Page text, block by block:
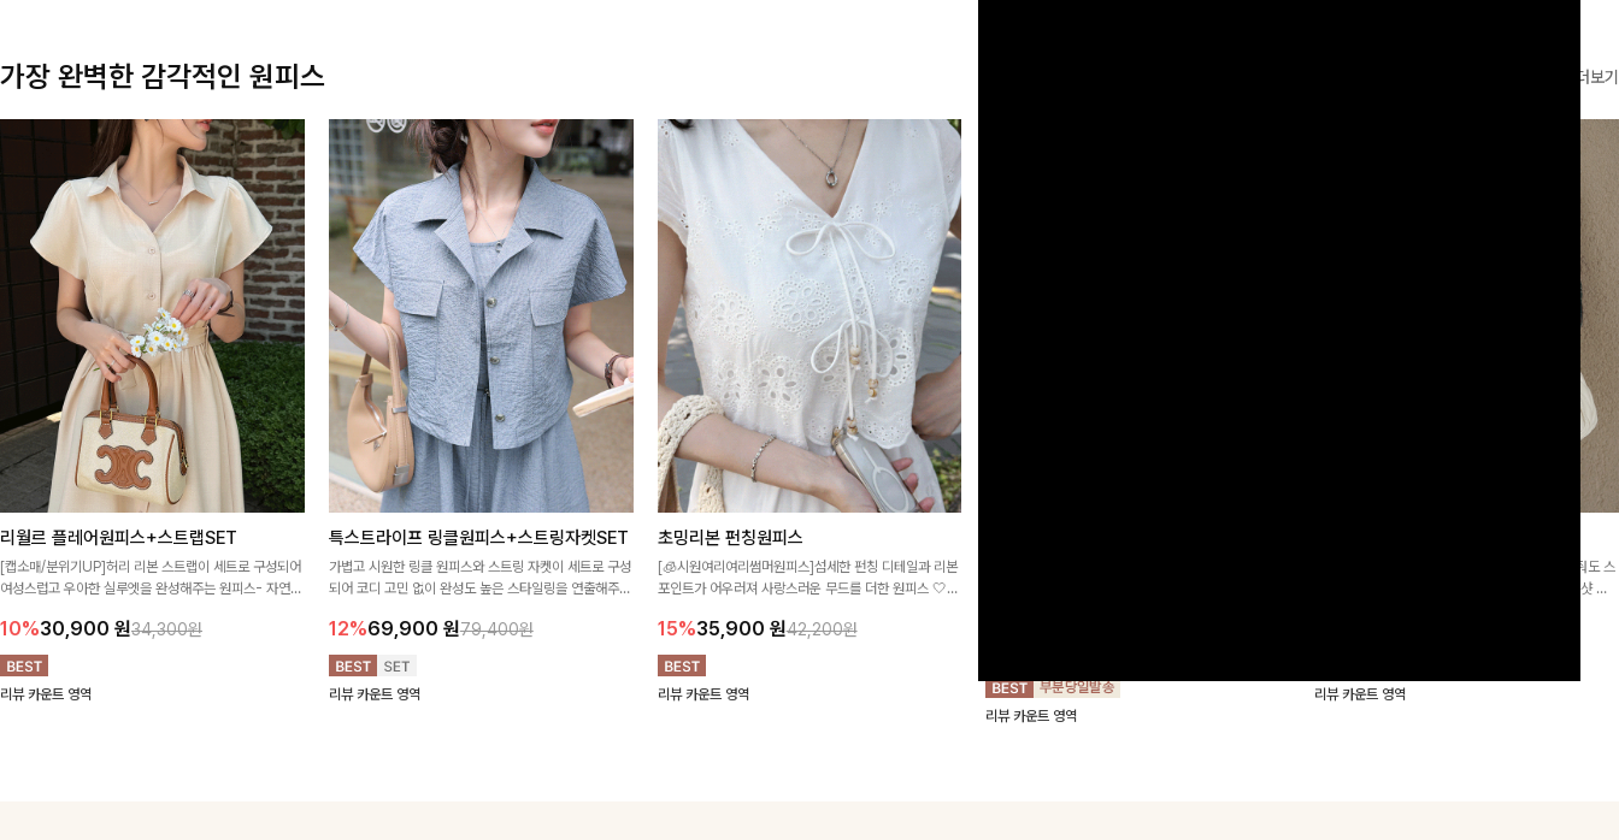
가장 완벽한 감각적인 원피스 더보기
리월르 플레어원피스+스트랩SET
[캡소매/분위기UP]허리 리본 스트랩이 세트로 구성되어
여성스럽고 우아한 실루엣을 완성해주는 원피스- 자연스
면서도 여리한 무드로 입어져✨
10%30,900 원34,300원
리뷰 카운트 영역
특스트라이프 링클원피스+스트링자켓SET
가볍고 시원한 링클 원피스와 스트링 자켓이 세트로 구성
되어 코디 고민 없이 완성도 높은 스타일링을 연출해주는
링 디테일로 다양한 핏을 연출할 수 있어 데일리부터 여
행룩까지 멋스럽게 즐기기 좋아요 ✨
12%69,900 원79,400원
리뷰 카운트 영역
초밍리본 펀칭원피스
[🧊시원여리여리썸머원피스]섬세한 펀칭 디테일과 리본
포인트가 어우러져 사랑스러운 무드를 더한 원피스 🤍
출돼요 ✨
15%35,900 원42,200원
리뷰 카운트 영역
리뷰 카운트 영역
[고객요청재입고/2천장돌파💚]하나만 툭 착용해줘도 스
타일리시해 보이는 휘뚜루 마뚜루 아이템 ~ ! 인생샷 건
리뷰 카운트 영역